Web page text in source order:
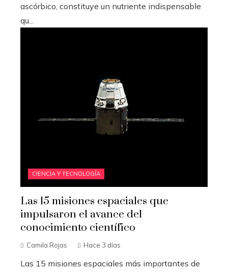
ascórbico, constituye un nutriente indispensable
qu...
CIENCIA Y TECNOLOGÍA
Las 15 misiones espaciales que
impulsaron el avance del
conocimiento científico
Camila Rojas Hace 3 días
Las 15 misiones espaciales más importantes de